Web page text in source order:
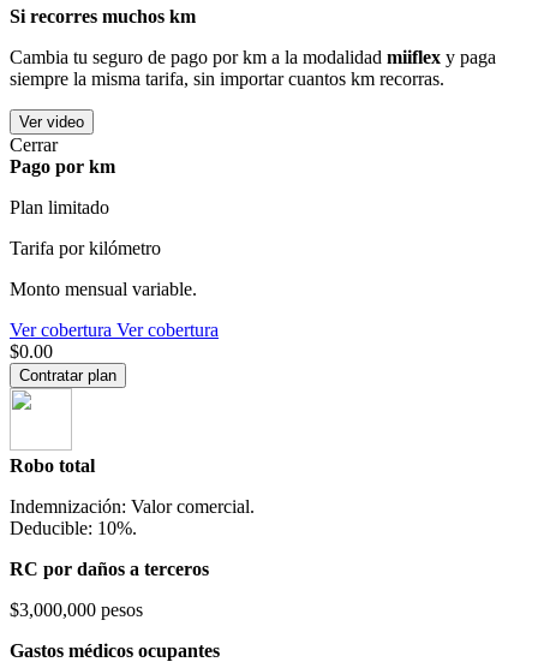
Si recorres muchos km
Cambia tu seguro de pago por km a la modalidad miiflex y paga
siempre la misma tarifa, sin importar cuantos km recorras.
Ver video
Cerrar
Pago por km
Plan limitado
Tarifa por kilómetro
Monto mensual variable.
Ver cobertura Ver cobertura
$0.00
Contratar plan
Robo total
Indemnización: Valor comercial.
Deducible: 10%.
RC por daños a terceros
$3,000,000 pesos
Gastos médicos ocupantes